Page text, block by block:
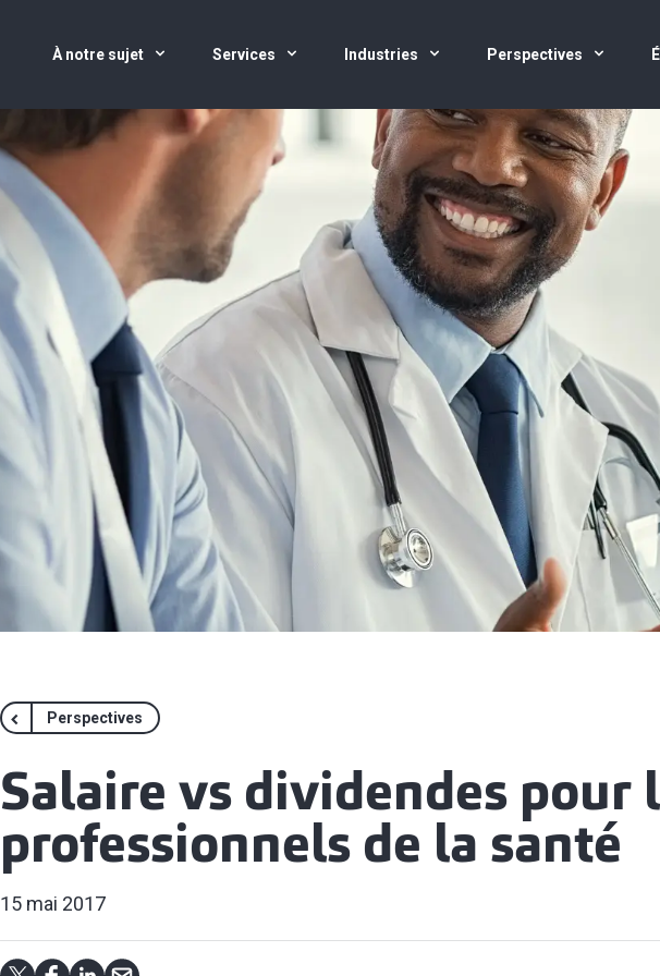
À notre sujet Services Industries Perspectives
Perspectives
Salaire vs dividendes pour
professionnels de la santé
15 mai 2017